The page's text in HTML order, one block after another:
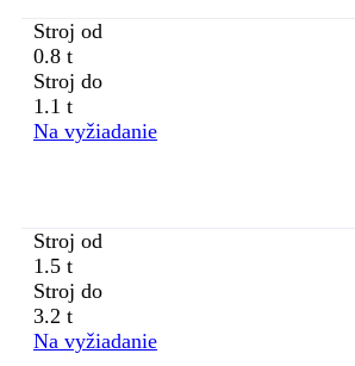
Stroj od
0.8 t
Stroj do
1.1 t
Na vyžiadanie
Stroj od
1.5 t
Stroj do
3.2 t
Na vyžiadanie